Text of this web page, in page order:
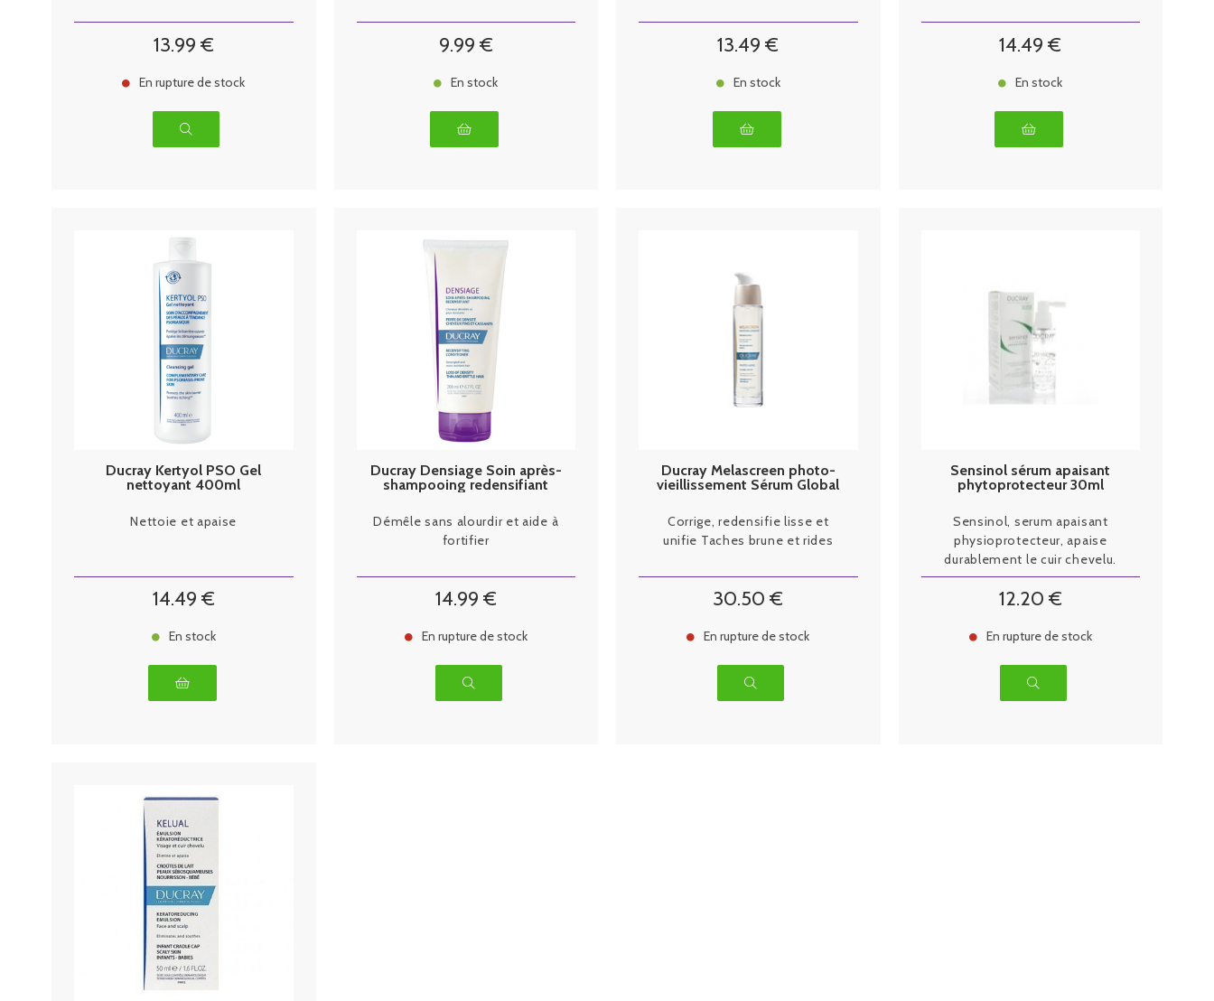
13.99 €
En rupture de stock
9.99 €
En stock
13.49 €
En stock
14.49 €
En stock
Ducray Kertyol PSO Gel
nettoyant 400ml
Nettoie et apaise
14.49 €
En stock
Ducray Densiage Soin après-
shampooing redensifiant
Démêle sans alourdir et aide à
fortifier
14.99 €
En rupture de stock
Ducray Melascreen photo-
vieillissement Sérum Global
Corrige, redensifie lisse et
unifie Taches brune et rides
30.50 €
En rupture de stock
Sensinol sérum apaisant
phytoprotecteur 30ml
Sensinol, serum apaisant
physioprotecteur, apaise
durablement le cuir chevelu.
12.20 €
En rupture de stock